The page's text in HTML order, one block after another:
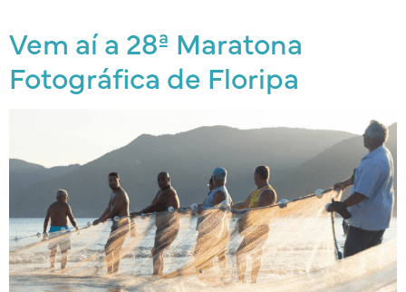
Vem aí a 28ª Maratona
Fotográfica de Floripa